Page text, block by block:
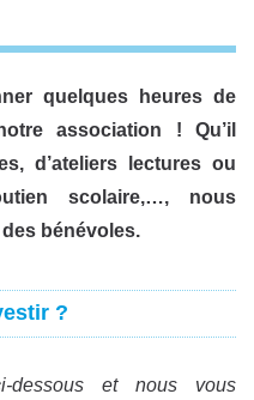
quelques heures de
association ! Qu’il
d’ateliers lectures ou
scolaire,…, nous
bénévoles.
?
dessous et nous vous